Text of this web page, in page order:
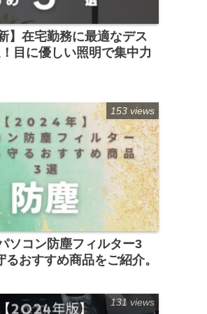
】在宅勤務に最適なデス
目に優しい照明で集中力
ソコン防塵フィルター3
るおすすめ商品をご紹介。
153 views
131 views